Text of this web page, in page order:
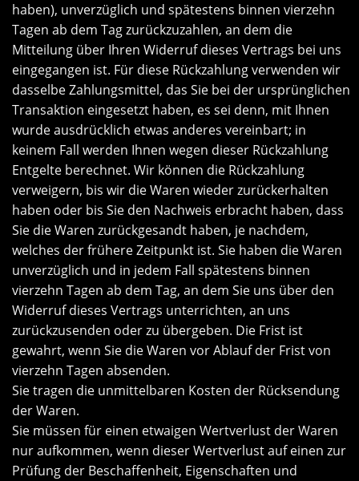
haben), unverzüglich und spätestens binnen vierzehn
Tagen ab dem Tag zurückzuzahlen, an dem die
Mitteilung über Ihren Widerruf dieses Vertrags bei uns
eingegangen ist. Für diese Rückzahlung verwenden wir
dasselbe Zahlungsmittel, das Sie bei der ursprünglichen
Transaktion eingesetzt haben, es sei denn, mit Ihnen
wurde ausdrücklich etwas anderes vereinbart; in
keinem Fall werden Ihnen wegen dieser Rückzahlung
Entgelte berechnet. Wir können die Rückzahlung
verweigern, bis wir die Waren wieder zurückerhalten
haben oder bis Sie den Nachweis erbracht haben, dass
Sie die Waren zurückgesandt haben, je nachdem,
welches der frühere Zeitpunkt ist. Sie haben die Waren
unverzüglich und in jedem Fall spätestens binnen
vierzehn Tagen ab dem Tag, an dem Sie uns über den
Widerruf dieses Vertrags unterrichten, an uns
zurückzusenden oder zu übergeben. Die Frist ist
gewahrt, wenn Sie die Waren vor Ablauf der Frist von
vierzehn Tagen absenden.
Sie tragen die unmittelbaren Kosten der Rücksendung
der Waren.
Sie müssen für einen etwaigen Wertverlust der Waren
nur aufkommen, wenn dieser Wertverlust auf einen zur
Prüfung der Beschaffenheit, Eigenschaften und